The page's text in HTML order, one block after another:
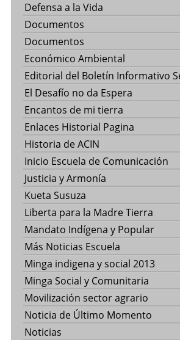
Defensa a la Vida
Documentos
Documentos
Económico Ambiental
Editorial del Boletín Informativo
El Desafío no da Espera
Encantos de mi tierra
Enlaces Historial Pagina
Historia de ACIN
Inicio Escuela de Comunicación
Justicia y Armonía
Kueta Susuza
Liberta para la Madre Tierra
Mandato Indígena y Popular
Más Noticias Escuela
Minga indigena y social 2013
Minga Social y Comunitaria
Movilización sector agrario
Noticia de Último Momento
Noticias